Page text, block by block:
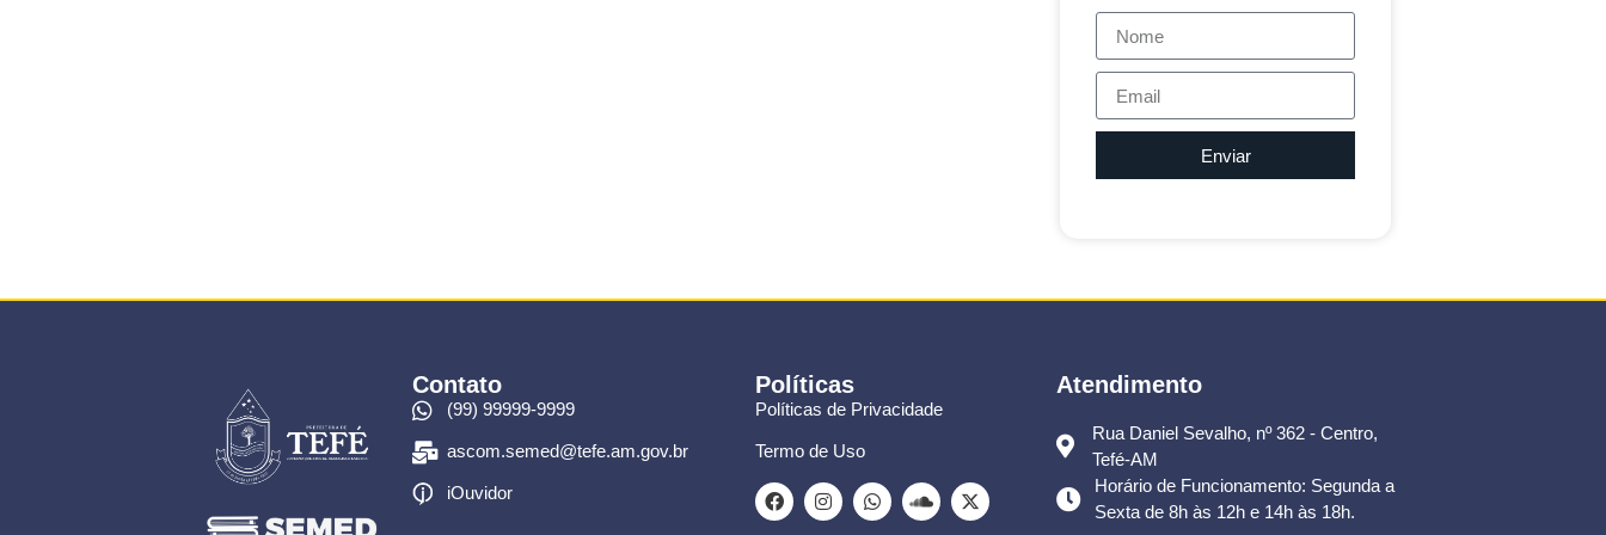
Enviar
Contato
(99) 99999-9999
ascom.semed@tefe.am.gov.br
iOuvidor
Políticas
Políticas de Privacidade
Termo de Uso
Atendimento
Rua Daniel Sevalho, nº 362 - Centro,
Tefé-AM
Horário de Funcionamento: Segunda a
Sexta de 8h às 12h e 14h às 18h.